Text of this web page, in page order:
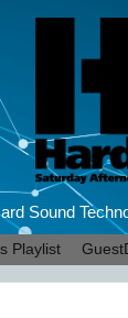
Sound
Playlist